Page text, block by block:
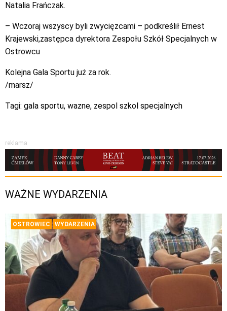
Natalia Frańczak.
– Wczoraj wszyscy byli zwycięzcami – podkreślił Ernest
Krajewski,zastępca dyrektora Zespołu Szkół Specjalnych w
Ostrowcu
Kolejna Gala Sportu już za rok.
/marsz/
Tagi: gala sportu, wazne, zespol szkol specjalnych
reklama
WAŻNE WYDARZENIA
OSTROWIEC WYDARZENIA